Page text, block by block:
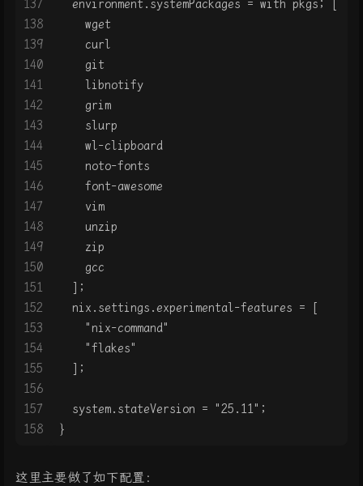
137
138
139
140
141
142
143
144
145
146
147
148
149
150
151
152
153
154
155
156
157
158
  environment.systemPackages = with pkgs; [
    wget
    curl
    git
    libnotify
    grim
    slurp
    wl-clipboard
    noto-fonts
    font-awesome
    vim
    unzip
    zip
    gcc
  ];
  nix.settings.experimental-features = [
    "nix-command"
    "flakes"
  ];
  system.stateVersion = "25.11";
}
这里主要做了如下配置：